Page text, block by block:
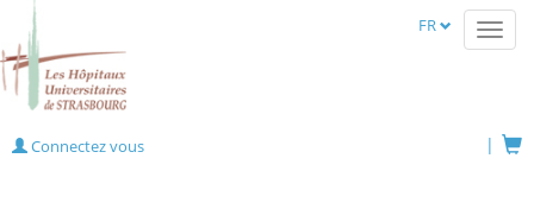
FR
Connectez vous